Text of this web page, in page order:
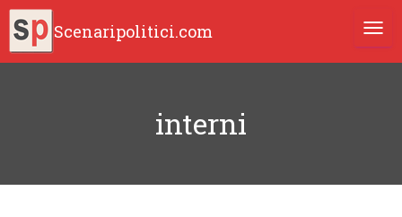
Scenaripolitici.com
interni